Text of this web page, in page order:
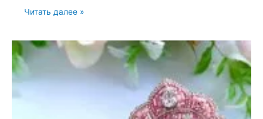
Броши:
Снежинка
Читать далее »